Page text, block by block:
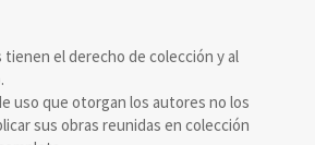
tienen el derecho de colección y al
uso que otorgan los autores no los
sus obras reunidas en colección